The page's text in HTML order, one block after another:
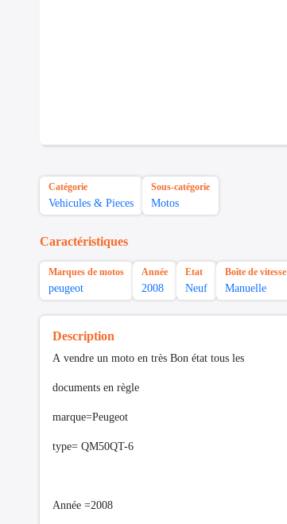
Catégorie
Vehicules & Pieces
Sous-catégorie
Motos
Caractéristiques
Marques de motos
peugeot
Année
2008
Etat
Neuf
Boîte de vitesse
Manuelle
Description
A vendre un moto en très Bon état tous les
documents en règle
marque=Peugeot
type= QM50QT-6
Année =2008